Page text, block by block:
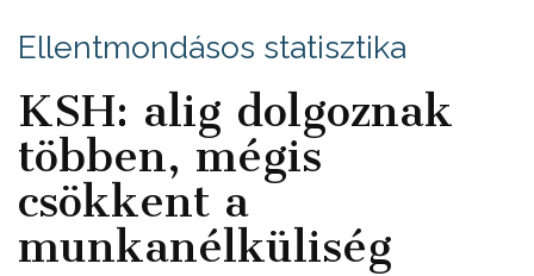
Ellentmondásos statisztika
KSH: alig dolgoznak
többen, mégis
csökkent a
munkanélküliség